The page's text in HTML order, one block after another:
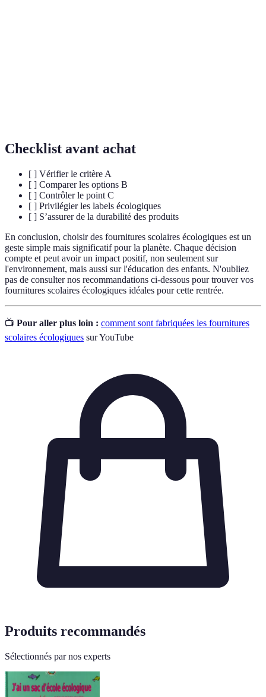
Checklist avant achat
[ ] Vérifier le critère A
[ ] Comparer les options B
[ ] Contrôler le point C
[ ] Privilégier les labels écologiques
[ ] S’assurer de la durabilité des produits
En conclusion, choisir des fournitures scolaires écologiques est un
geste simple mais significatif pour la planète. Chaque décision
compte et peut avoir un impact positif, non seulement sur
l'environnement, mais aussi sur l'éducation des enfants. N'oubliez
pas de consulter nos recommandations ci-dessous pour trouver vos
fournitures scolaires écologiques idéales pour cette rentrée.
📺 Pour aller plus loin : comment sont fabriquées les fournitures
scolaires écologiques sur YouTube
Produits recommandés
Sélectionnés par nos experts